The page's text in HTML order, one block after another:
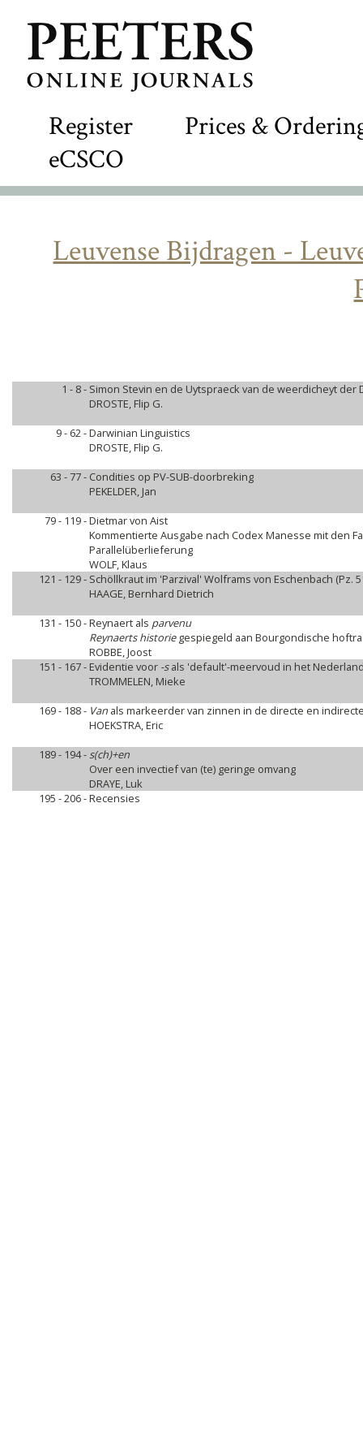
Register
Prices &
eCSCO
Leuvense Bijdragen -
1 - 8 - Simon Stevin en de Uytspraeck van de weerdicheyt der
DROSTE, Flip G.
9 - 62 -Darwinian Linguistics
DROSTE, Flip G.
63 - 77 - Condities op PV-SUB-doorbreking
PEKELDER, Jan
79 - 119 -Dietmar von Aist
Kommentierte Ausgabe nach Codex Manesse mit den
Parallelüberlieferung
WOLF, Klaus
121 - 129 - Schöllkraut im 'Parzival' Wolframs von Eschenbach (Pz.
HAAGE, Bernhard Dietrich
131 - 150 -Reynaert als parvenu
Reynaerts historiegespiegeld aan Bourgondische
ROBBE, Joost
151 - 167 - Evidentie voor -sals 'default'-meervoud in het
TROMMELEN, Mieke
169 - 188 - Van als markeerder van zinnen in de directe en
HOEKSTRA, Eric
189 - 194 -s(ch)+en
Over een invectief van (te) geringe omvang
DRAYE, Luk
195 - 206 -Recensies